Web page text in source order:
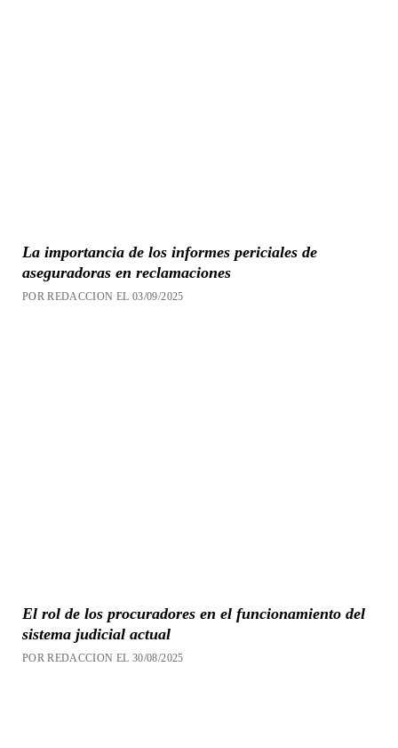
La importancia de los informes periciales de
aseguradoras en reclamaciones
POR REDACCION EL 03/09/2025
El rol de los procuradores en el funcionamiento del
sistema judicial actual
POR REDACCION EL 30/08/2025